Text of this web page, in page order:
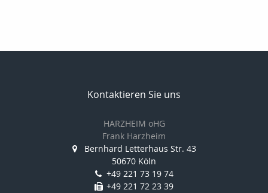
Kontaktieren Sie uns
HARZHEIM oHG
Frank Harzheim
Bernhard Letterhaus Str. 43
50670 Köln
+49 221 73 19 74
+49 221 72 23 39